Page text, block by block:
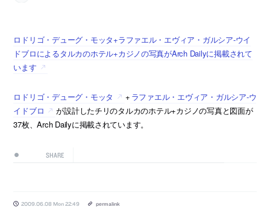
ロドリゴ・デューグ・モッタ+ラファエル・エヴィア・ガルシア-ウイ
ドブロによるタルカのホテル+カジノの写真がArch Dailyに掲載されて
います
ロドリゴ・デューグ・モッタ + ラファエル・エヴィア・ガルシア-ウ
イドブロ
が設計したチリのタルカのホテル+カジノの写真と図面が
37枚、Arch Dailyに掲載されています。
SHARE
2009.06.08 Mon 22:49 permalink